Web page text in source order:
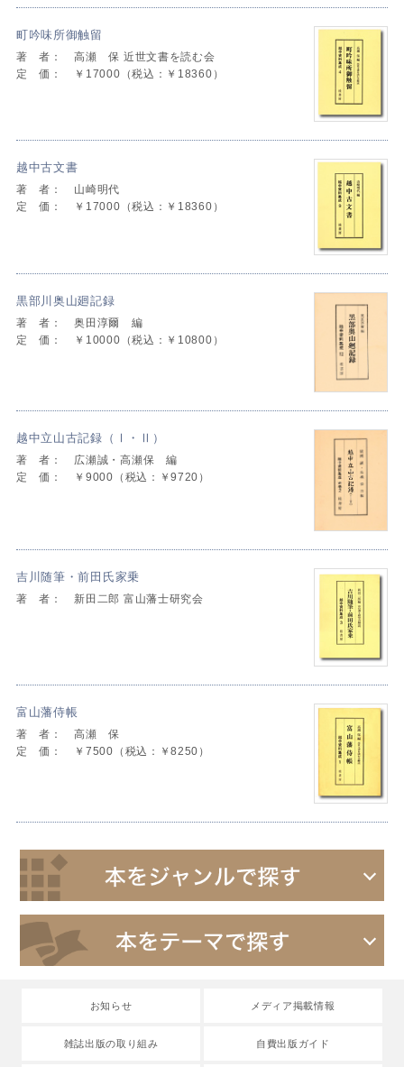
町吟味所御触留
著 者：
高瀬 保 近世文書を読む会
定 価：
￥17000（税込：￥18360）
越中古文書
著 者：
山崎明代
定 価：
￥17000（税込：￥18360）
黒部川奥山廻記録
著 者：
奥田淳爾 編
定 価：
￥10000（税込：￥10800）
越中立山古記録（Ⅰ・Ⅱ）
著 者：
広瀬誠・高瀬保 編
定 価：
￥9000（税込：￥9720）
吉川随筆・前田氏家乗
著 者： 新田二郎 富山藩士研究会
富山藩侍帳
著 者：
高瀬 保
定 価：
￥7500（税込：￥8250）
お知らせ メディア掲載情報
雑誌出版の取り組み 自費出版ガイド